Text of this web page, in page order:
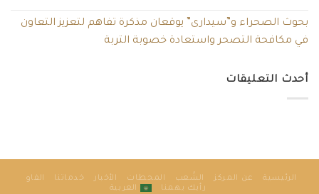
بحوث الصحراء و”سيدارى” يوقعان مذكرة تفاهم لتعزيز التعاون
في مكافحة التصحر واستعادة خصوبة التربة
أحدث التعليقات
الرئيسية عن المركز الشُعب المحطات الأخبار خدماتنا
الفاو
رأيك يهمنا
العربية